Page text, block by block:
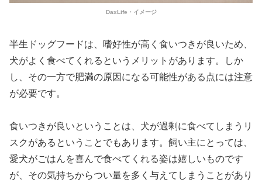
DaxLife・イメージ
半生ドッグフードは、嗜好性が高く食いつきが良いため、
犬がよく食べてくれるというメリットがあります。しか
し、その一方で肥満の原因になる可能性がある点には注意
が必要です。
食いつきが良いということは、犬が過剰に食べてしまうリ
スクがあるということでもあります。飼い主にとっては、
愛犬がごはんを喜んで食べてくれる姿は嬉しいものです
が、その気持ちからつい量を多く与えてしまうことがあり